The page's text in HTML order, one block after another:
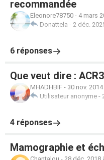
recommandée
Eleonore78750 - 4 mars
Donattela - 2 déc.
6 réponses
Que veut dire :
MHADHBIF - 30 nov.
Utilisateur anonyme -
4 réponses
Mamographie et